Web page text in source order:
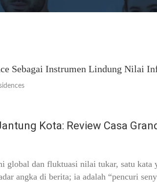
Sebagai Instrumen Lindung Nilai
Kota: Review Casa
global dan fluktuasi nilai tukar, satu
angka di berita; ia adalah “pencuri